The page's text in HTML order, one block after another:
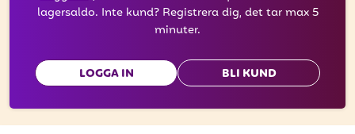
lagersaldo. Inte kund? Registrera dig, det tar max 5
minuter.
LOGGA IN BLI KUND